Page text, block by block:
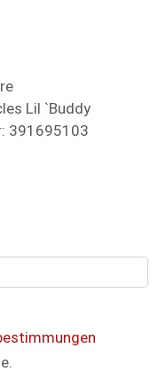
Lil `Buddy
391695103